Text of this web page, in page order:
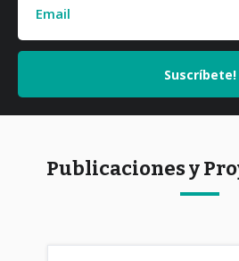
Publicaciones y